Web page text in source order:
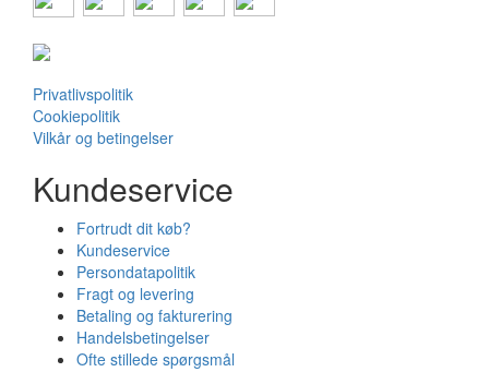
Privatlivspolitik
Cookiepolitik
Vilkår og betingelser
Kundeservice
Fortrudt dit køb?
Kundeservice
Persondatapolitik
Fragt og levering
Betaling og fakturering
Handelsbetingelser
Ofte stillede spørgsmål